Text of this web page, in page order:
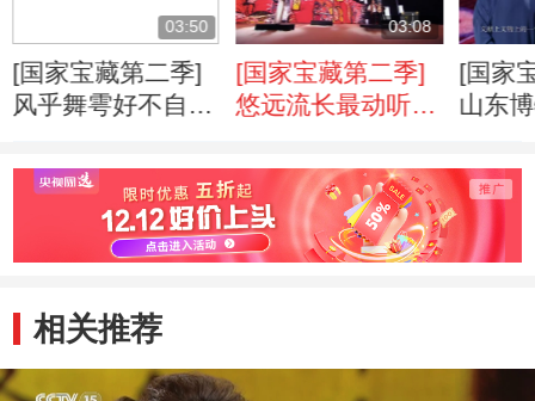
03:50
[国家宝藏第二季]
风乎舞雩好不自
演绎古典舞《纸扇
书生》
03:08
[国家宝藏第二季]
悠远流长最动听！
《九州同》
[国家
山东
兵法
法》
相关推荐